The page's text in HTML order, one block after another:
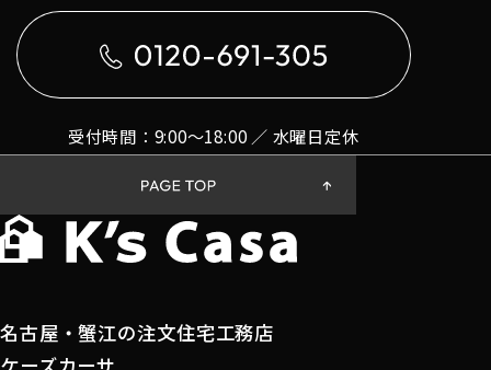
受付時間：9:00〜18:00 ／ 水曜日定休
名古屋・蟹江の注文住宅工務店